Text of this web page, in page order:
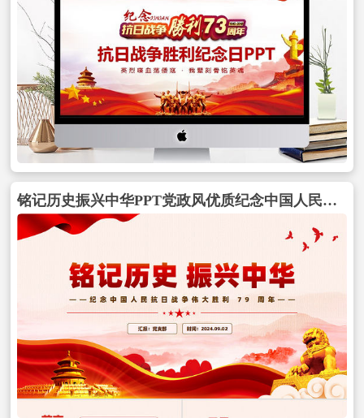
铭记历史振兴中华PPT党政风优质纪念中国人民抗日战争伟大胜利 79 周年课件包含